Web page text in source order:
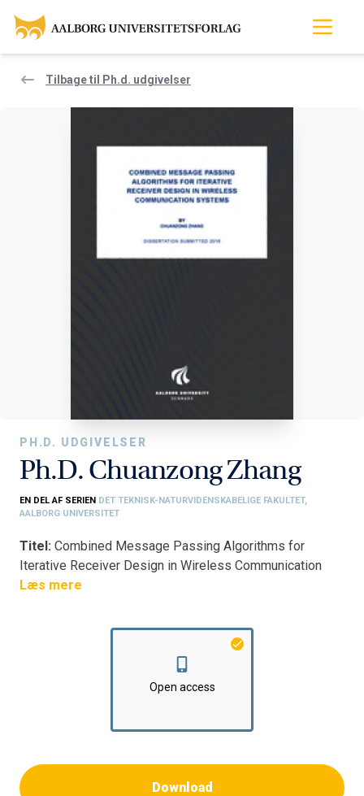
Tilbage til Ph.d. udgivelser
PH.D. UDGIVELSER
Ph.D. Chuanzong Zhang
EN DEL AF SERIEN DET TEKNISK-NATURVIDENSKABELIGE FAKULTET,
AALBORG UNIVERSITET
Titel: Combined Message Passing Algorithms for
Iterative Receiver Design in Wireless Communication
Systems
Institut for Elektroniske Systemer
Læs mere
Open access
Download